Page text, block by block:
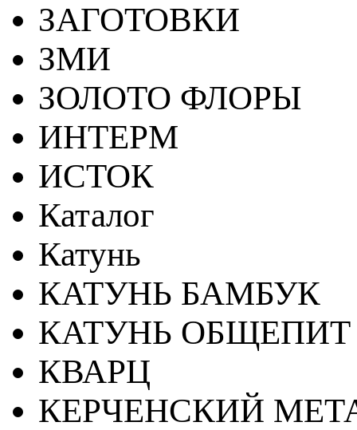
ЗАГОТОВКИ
ЗМИ
ЗОЛОТО ФЛОРЫ
ИНТЕРМ
ИСТОК
Каталог
Катунь
КАТУНЬ БАМБУК
КАТУНЬ ОБЩЕПИТ
КВАРЦ
КЕРЧЕНСКИЙ